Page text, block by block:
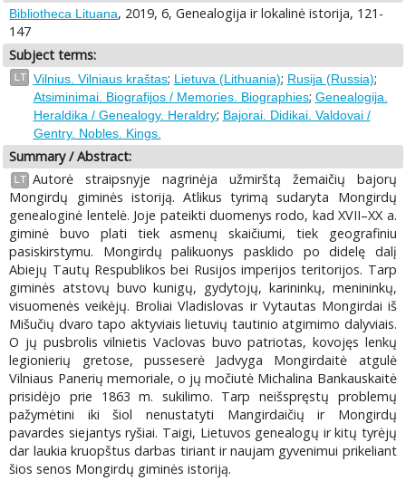
Bibliotheca Lituana, 2019, 6, Genealogija ir lokalinė istorija, 121-
147
Subject terms:
LT Vilnius. Vilniaus kraštas; Lietuva (Lithuania); Rusija (Russia);
Atsiminimai. Biografijos / Memories. Biographies; Genealogija.
Heraldika / Genealogy. Heraldry; Bajorai. Didikai. Valdovai /
Gentry. Nobles. Kings.
Summary / Abstract:
LT Autorė straipsnyje nagrinėja užmirštą žemaičių bajorų
Mongirdų giminės istoriją. Atlikus tyrimą sudaryta Mongirdų
genealoginė lentelė. Joje pateikti duomenys rodo, kad XVII–XX a.
giminė buvo plati tiek asmenų skaičiumi, tiek geografiniu
pasiskirstymu. Mongirdų palikuonys pasklido po didelę dalį
Abiejų Tautų Respublikos bei Rusijos imperijos teritorijos. Tarp
giminės atstovų buvo kunigų, gydytojų, karininkų, menininkų,
visuomenės veikėjų. Broliai Vladislovas ir Vytautas Mongirdai iš
Mišučių dvaro tapo aktyviais lietuvių tautinio atgimimo dalyviais.
O jų pusbrolis vilnietis Vaclovas buvo patriotas, kovojęs lenkų
legionierių gretose, pusseserė Jadvyga Mongirdaitė atgulė
Vilniaus Panerių memoriale, o jų močiutė Michalina Bankauskaitė
prisidėjo prie 1863 m. sukilimo. Tarp neišspręstų problemų
pažymėtini iki šiol nenustatyti Mangirdaičių ir Mongirdų
pavardes siejantys ryšiai. Taigi, Lietuvos genealogų ir kitų tyrėjų
dar laukia kruopštus darbas tiriant ir naujam gyvenimui prikeliant
šios senos Mongirdų giminės istoriją.